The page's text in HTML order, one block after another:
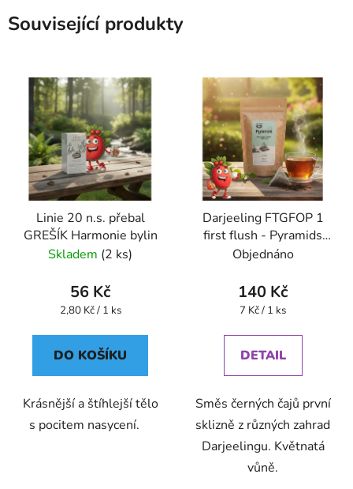
Související produkty
Linie 20 n.s. přebal
GREŠÍK Harmonie bylin
Skladem (2 ks)
56 Kč
Měrná
2,80 Kč / 1 ks
DO KOŠÍKU
Krásnější a štíhlejší tělo
s pocitem nasycení.
Darjeeling FTGFOP 1
first flush - Pyramids
(BONThé) - Oxalis
Objednáno
140 Kč
Měrná
7 Kč / 1 ks
DETAIL
Směs černých čajů první
sklizně z různých zahrad
Darjeelingu. Květnatá
vůně.